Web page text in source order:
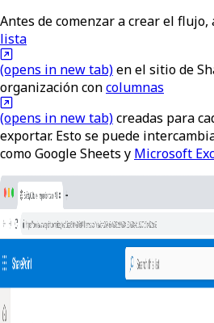
Antes de comenzar a crear el
lista
(opens in new tab)en el sitio de
organización concolumnas
(opens in new tab)creadas para
exportar. Esto se puede
como Google Sheets y Microsoft